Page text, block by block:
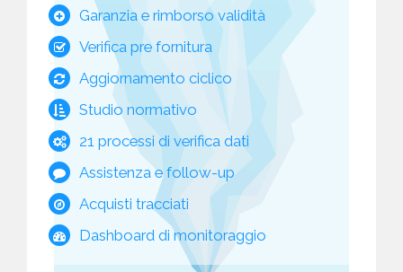
Garanzia e rimborso validità
Verifica pre fornitura
Aggiornamento ciclico
Studio normativo
21 processi di verifica dati
Assistenza e follow-up
Acquisti tracciati
Dashboard di monitoraggio